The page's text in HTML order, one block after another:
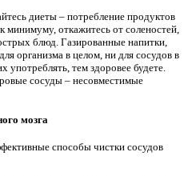
диеты – потребление продуктов
минимуму, откажитесь от соленостей,
блюд. Газированные напитки,
организма в целом, ни для сосудов в
употреблять, тем здоровее будете.
сосуды – несовместимые
мозга
способы чистки сосудов